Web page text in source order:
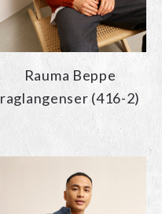
Rauma Beppe
raglangenser (416-2)